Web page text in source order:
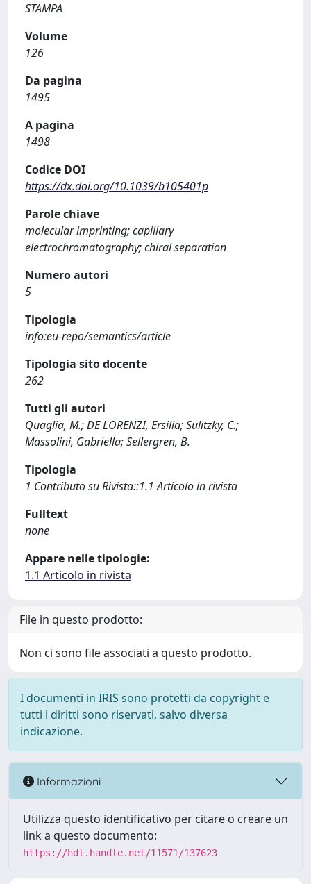
STAMPA
Volume
126
Da pagina
1495
A pagina
1498
Codice DOI
https://dx.doi.org/10.1039/b105401p
Parole chiave
molecular imprinting; capillary
electrochromatography; chiral separation
Numero autori
5
Tipologia
info:eu-repo/semantics/article
Tipologia sito docente
262
Tutti gli autori
Quaglia, M.; DE LORENZI, Ersilia; Sulitzky, C.;
Massolini, Gabriella; Sellergren, B.
Tipologia
1 Contributo su Rivista::1.1 Articolo in rivista
Fulltext
none
Appare nelle tipologie:
1.1 Articolo in rivista
File in questo prodotto:
Non ci sono file associati a questo prodotto.
I documenti in IRIS sono protetti da copyright e
tutti i diritti sono riservati, salvo diversa
indicazione.
Informazioni
Utilizza questo identificativo per citare o creare un
link a questo documento:
https://hdl.handle.net/11571/137623